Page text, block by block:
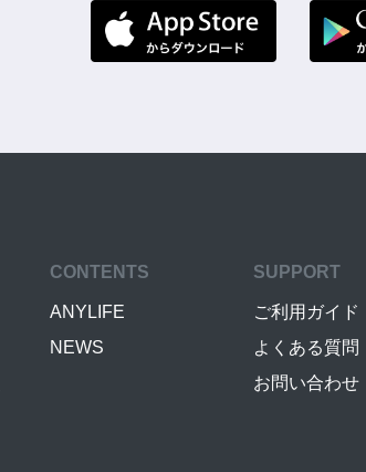
CONTENTS
ANYLIFE
NEWS
SUPPORT
ご利用ガイド
よくある質問
お問い合わせ